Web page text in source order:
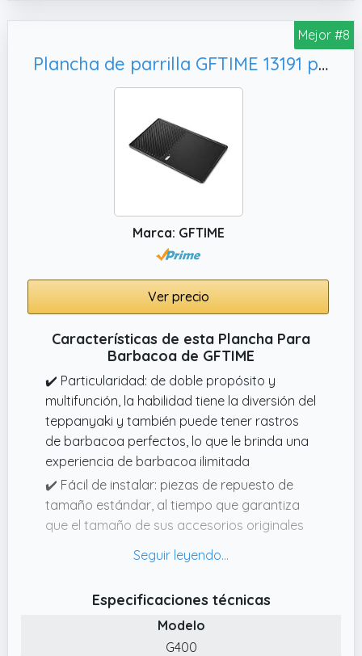
Mejor #8
Plancha de parrilla GFTIME 13191 para Landmann EMAILLEE Triton 2 Bruleurs, pollo
Marca: GFTIME
Ver precio
Características de esta Plancha Para
Barbacoa de GFTIME
✔️ Particularidad: de doble propósito y
multifunción, la habilidad tiene la diversión del
teppanyaki y también puede tener rastros
de barbacoa perfectos, lo que le brinda una
experiencia de barbacoa ilimitada
✔️ Fácil de instalar: piezas de repuesto de
tamaño estándar, al tiempo que garantiza
que el tamaño de sus accesorios originales
instalación es conveniente y rápida,
✔️ Modelos de ajuste: Landmann Plancha de
hierro fundido 13191 EMAILLEE Triton 2
Especificaciones técnicas
Modelo
G400